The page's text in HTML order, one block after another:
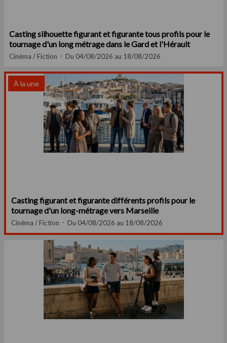
Casting silhouette figurant et figurante tous profils pour le
tournage d'un long métrage dans le Gard et l'Hérault
Cinéma / Fiction Du 04/08/2026 au 18/08/2026
À la une
Casting figurant et figurante différents profils pour le
tournage d'un long-métrage vers Marseille
Cinéma / Fiction Du 04/08/2026 au 18/08/2026